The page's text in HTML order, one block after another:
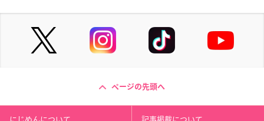
ページの先頭へ